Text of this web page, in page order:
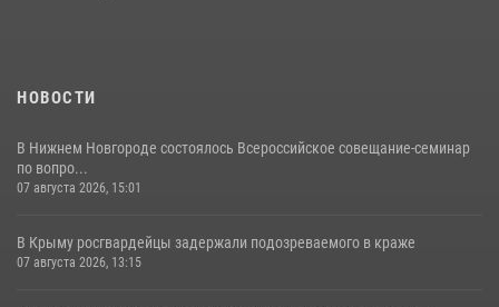
НОВОСТИ
В Нижнем Новгороде состоялось Всероссийское совещание-семинар
по вопро...
07 августа 2026, 15:01
В Крыму росгвардейцы задержали подозреваемого в краже
07 августа 2026, 13:15